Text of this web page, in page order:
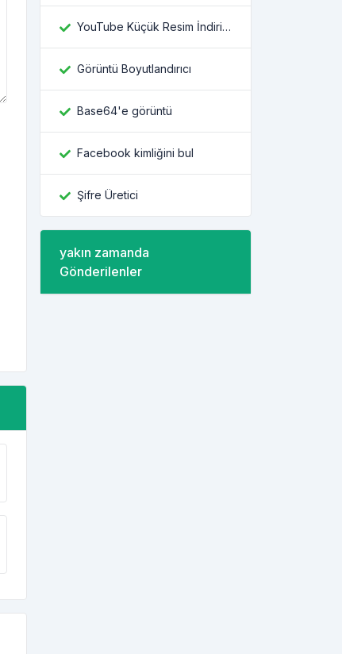
YouTube Küçük Resim İndiricisi
Görüntü Boyutlandırıcı
Base64'e görüntü
Facebook kimliğini bul
Şifre Üretici
yakın zamanda
Gönderilenler